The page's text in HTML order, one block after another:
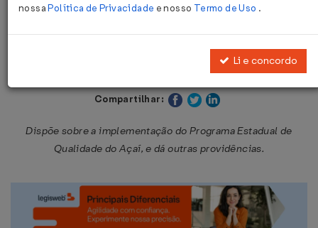
Decreto nº 2.475 de 10/09/2010
Publicado no DOE - PA em 13 set 2010
Compartilhar:
Dispõe sobre a implementação do Programa Estadual de
Qualidade do Açaí, e dá outras providências.
nossaPolítica de Privacidade e nosso Termo de Uso .
Li e concordo